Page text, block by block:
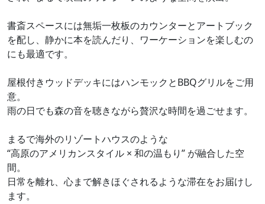
書斎スペースには無垢一枚板のカウンターとアートブック
を配し、静かに本を読んだり、ワーケーションを楽しむの
にも最適です。
屋根付きウッドデッキにはハンモックとBBQグリルをご用
意。
雨の日でも森の音を聴きながら贅沢な時間を過ごせます。
まるで海外のリゾートハウスのような
“高原のアメリカンスタイル × 和の温もり” が融合した空
間。
日常を離れ、心まで解きほぐされるような滞在をお届けし
ます。